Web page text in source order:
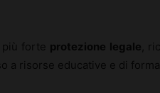
più forte protezione legale ,
a risorse educative e di